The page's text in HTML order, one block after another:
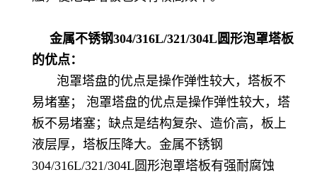
金属不锈钢304/316L/321/304L圆形泡罩塔板
的优点：
泡罩塔盘的优点是操作弹性较大，塔板不
易堵塞； 泡罩塔盘的优点是操作弹性较大，塔
板不易堵塞；缺点是结构复杂、造价高，板上
液层厚，塔板压降大。 金属不锈钢
304/316L/321/304L圆形泡罩塔板有强耐腐蚀